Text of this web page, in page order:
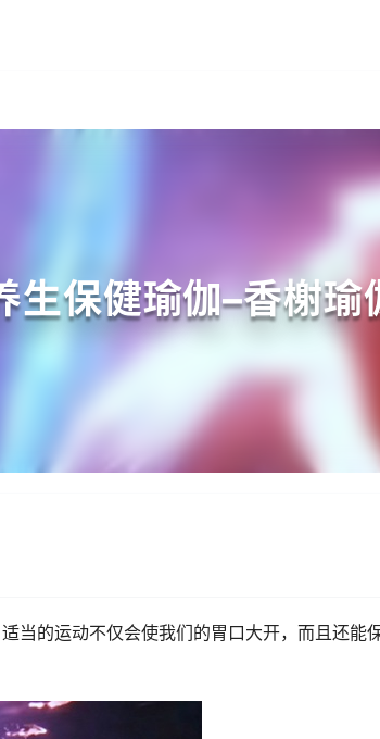
生保健瑜伽–香榭
当的运动不仅会使我们的胃口大开，而且还能